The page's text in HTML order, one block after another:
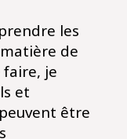
les
de
faire, je
et
être